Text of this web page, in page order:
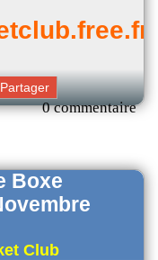
Partager
0 commentaire
Boxe
Club